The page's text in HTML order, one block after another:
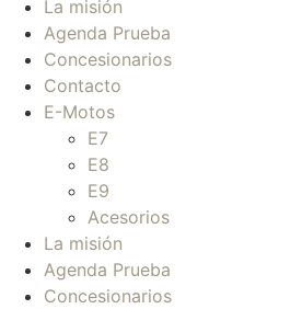
La misión
Agenda Prueba
Concesionarios
Contacto
E-Motos
E7
E8
E9
Acesorios
La misión
Agenda Prueba
Concesionarios